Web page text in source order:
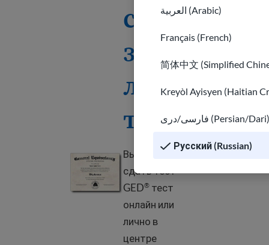
العربية (Arabic)
Français (French)
简体中文 (Simplified
Kreyòl Ayisyen (Haitian
فارسی/دری (Persian/Dari)
Русский (Russian)
Where and how to get a GED
стат
зре
лос
ти®®
Вы можете
сдать тест
GED® тест
онлайн или
лично в
центре